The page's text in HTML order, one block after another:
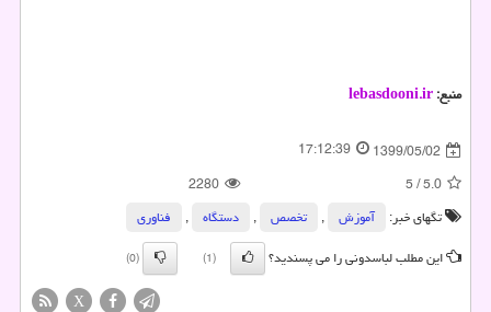
منبع:lebasdooni.ir
1399/05/02
17:12:39
5.0
/
5
2280
تگهای خبر:
آموزش , تخصص , دستگاه ,
فناوری
این مطلب لباسدونی را می پسندید؟
(1)
(0)
X